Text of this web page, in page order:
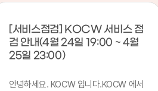
[서비스점검] KOCW 서비스 점
검 안내(4월 24일 19:00 ~ 4월
25일 23:00)
안녕하세요. KOCW 입니다.KOCW 에서